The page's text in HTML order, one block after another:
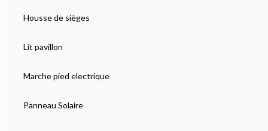
Housse de sièges
Lit pavillon
Marche pied electrique
Panneau Solaire